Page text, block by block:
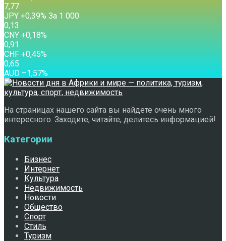
7,77
JPY +0,39% За 1 000
0,13
CNY +0,18%
0,91
CHF +0,45%
0,65
AUD –1,57%
На страницах нашего сайта вы найдете очень много
интересного. Заходите, читайте, делитесь информацией!
Категории
Бизнес
Интернет
Культура
Недвижимость
Новости
Общество
Спорт
Стиль
Туризм